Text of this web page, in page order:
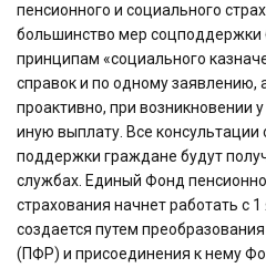
пенсионного и социального
большинство мер соцподдержки
принципам «социального
справок и по одному заявлению,
проактивно, при возникновении
иную выплату. Все
поддержки граждане будут
службах. Единый Фонд
страхования начнет работать с
создается путем
(ПФР) и присоединения к нему